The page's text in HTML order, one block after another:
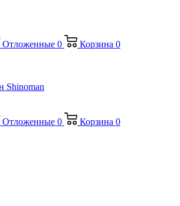
Отложенные 0 Корзина 0
Отложенные 0 Корзина 0